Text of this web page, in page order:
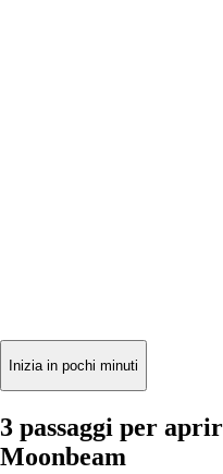
Inizia in pochi minuti
3 passaggi per
Moonbeam